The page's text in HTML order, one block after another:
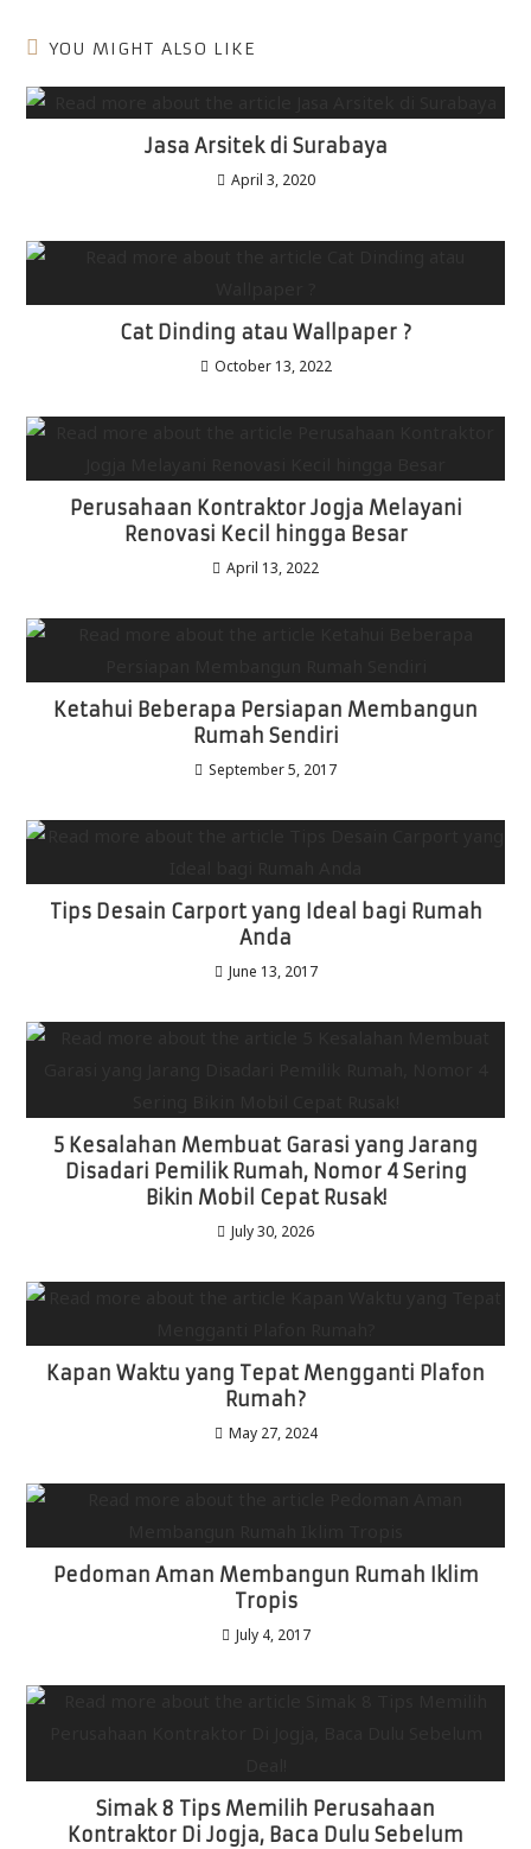
YOU MIGHT ALSO LIKE
Jasa Arsitek di Surabaya
April 3, 2020
Cat Dinding atau Wallpaper ?
October 13, 2022
Perusahaan Kontraktor Jogja Melayani
Renovasi Kecil hingga Besar
April 13, 2022
Ketahui Beberapa Persiapan Membangun
Rumah Sendiri
September 5, 2017
Tips Desain Carport yang Ideal bagi Rumah
Anda
June 13, 2017
5 Kesalahan Membuat Garasi yang Jarang
Disadari Pemilik Rumah, Nomor 4 Sering
Bikin Mobil Cepat Rusak!
July 30, 2026
Kapan Waktu yang Tepat Mengganti Plafon
Rumah?
May 27, 2024
Pedoman Aman Membangun Rumah Iklim
Tropis
July 4, 2017
Simak 8 Tips Memilih Perusahaan
Kontraktor Di Jogja, Baca Dulu Sebelum